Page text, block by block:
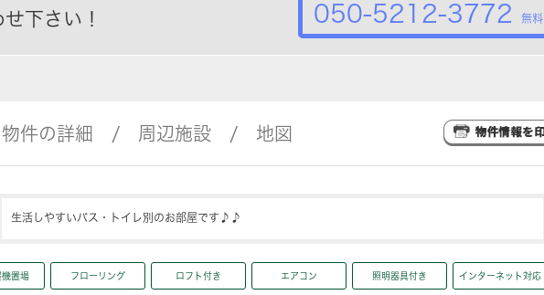
下さい！
050-5212-3772 無料
物件の詳細 周辺施設 地図
生活しやすいバス・トイレ別のお部屋です♪♪
機置場 フローリング ロフト付き エアコン 照明器具付き インターネット対応